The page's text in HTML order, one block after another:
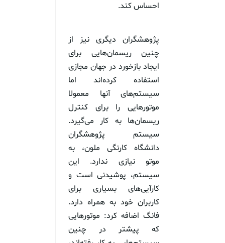
احساس کند.
پژوهشگران دیگری نیز از
چنین ریسمان‌هایی برای
ایجاد بازخورد در جهان مجازی
استفاده کرده‌اند اما
سیستم‌های آنها معمولا
موتورهایی را برای کنترل
ریسمان‌ها به کار می‌گیرد.
سیستم پژوهشگران
دانشگاه کارنگی ملون، به
موتو نیازی ندارد. این
سیستم، پوشیدنی است و
کارآیی‌های بسیاری برای
کاربران خود به همراه دارد.
فانگ اضافه کرد: موتورهایی
که پیشتر در چنین